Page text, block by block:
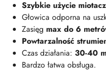
Szybkie użycie
Głowica odporna na
Zasięg max do 6
Powtarzalność
Czas działania: 30-40
Bardzo łatwa obsługa.